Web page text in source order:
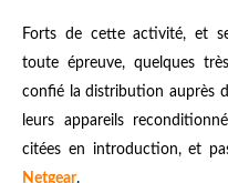
Forts de cette activité, et
toute épreuve, quelques
confié la distribution auprès
leurs appareils
citées en introduction, et
Netgear.